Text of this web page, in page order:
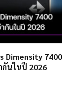
Dimensity 7400
นในปี 2026